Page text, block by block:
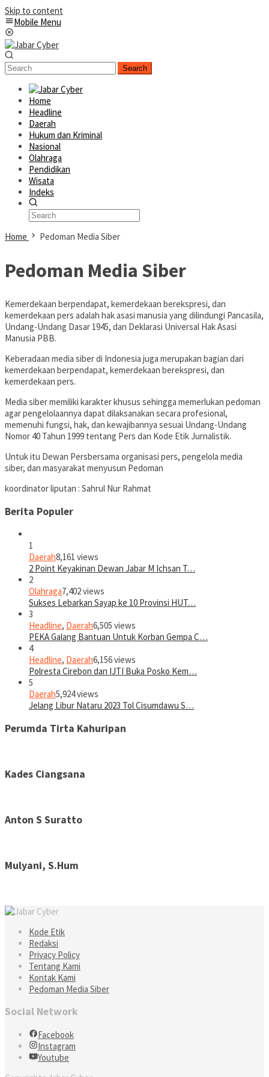
Skip to content
Mobile Menu
Search
Home
Headline
Daerah
Hukum dan Kriminal
Nasional
Olahraga
Pendidikan
Wisata
Indeks
Home Pedoman Media Siber
Pedoman Media Siber
Kemerdekaan berpendapat, kemerdekaan berekspresi, dan
kemerdekaan pers adalah hak asasi manusia yang dilindungi Pancasila,
Undang-Undang Dasar 1945, dan Deklarasi Universal Hak Asasi
Manusia PBB.
Keberadaan media siber di Indonesia juga merupakan bagian dari
kemerdekaan berpendapat, kemerdekaan berekspresi, dan
kemerdekaan pers.
Media siber memiliki karakter khusus sehingga memerlukan pedoman
agar pengelolaannya dapat dilaksanakan secara profesional,
memenuhi fungsi, hak, dan kewajibannya sesuai Undang-Undang
Nomor 40 Tahun 1999 tentang Pers dan Kode Etik Jurnalistik.
Untuk itu Dewan Persbersama organisasi pers, pengelola media
siber, dan masyarakat menyusun Pedoman
koordinator liputan : Sahrul Nur Rahmat
Berita Populer
1
Daerah8,161 views
2 Point Keyakinan Dewan Jabar M Ichsan T…
2
Olahraga7,402 views
Sukses Lebarkan Sayap ke 10 Provinsi HUT…
3
Headline, Daerah6,505 views
PEKA Galang Bantuan Untuk Korban Gempa C…
4
Headline, Daerah6,156 views
Polresta Cirebon dan IJTI Buka Posko Kem…
5
Daerah5,924 views
Jelang Libur Nataru 2023 Tol Cisumdawu S…
Perumda Tirta Kahuripan
Kades Ciangsana
Anton S Suratto
Mulyani, S.Hum
Kode Etik
Redaksi
Privacy Policy
Tentang Kami
Kontak Kami
Pedoman Media Siber
Social Network
Facebook
Instagram
Youtube